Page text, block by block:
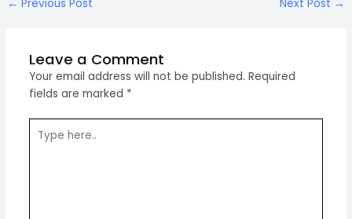
← Previous Post Next Post →
Leave a Comment
Your email address will not be published. Required
fields are marked *
here..